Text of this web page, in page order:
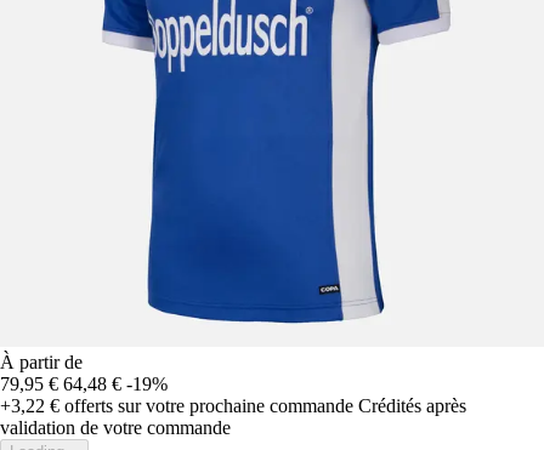
À partir de
79,95 € 64,48 € -19%
+3,22 € offerts sur votre prochaine commande Crédités après
validation de votre commande